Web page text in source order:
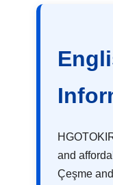
and
Çeşme